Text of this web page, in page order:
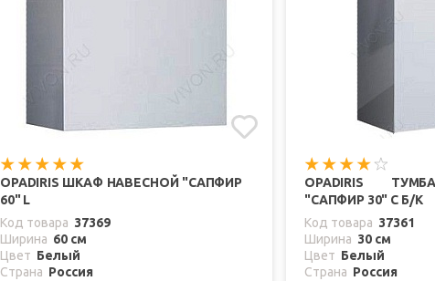
OPADIRIS ШКАФ НАВЕСНОЙ "САПФИР
60" L
Код товара 37369
Ширина 60 см
Цвет Белый
Страна Россия
OPADIRIS
"САПФИР 30" С Б/К
Код товара 37361
Ширина 30 см
Цвет Белый
Страна Россия